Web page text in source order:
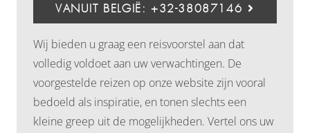
VANUIT BELGIË: +32-38087146
Wij bieden u graag een reisvoorstel aan dat
volledig voldoet aan uw verwachtingen. De
voorgestelde reizen op onze website zijn vooral
bedoeld als inspiratie, en tonen slechts een
kleine greep uit de mogelijkheden. Vertel ons uw